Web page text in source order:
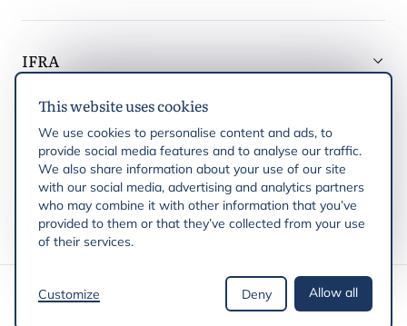
This website uses cookies
We use cookies to personalise content and ads, to
provide social media features and to analyse our traffic.
We also share information about your use of our site
with our social media, advertising and analytics partners
who may combine it with other information that you’ve
provided to them or that they’ve collected from your use
of their services.
Customize Deny Allow all
IFRA
Latest updates
IFRA Regiones
Publicaciones
Derechos de autor © 2026 IFRA
Política de privacidad